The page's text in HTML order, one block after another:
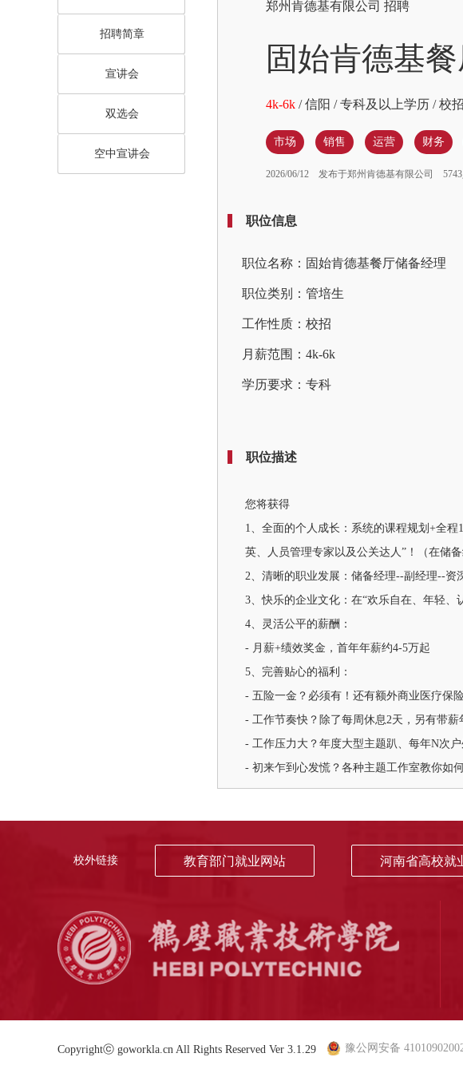
招聘简章
宣讲会
双选会
空中宣讲会
郑州肯德基有限公司 招聘
固始肯德基
4k-6k /信阳 /专科及以上学历 /校招
市场 销售 运营 财务
2026/06/12 发布于郑州肯德基有限公司
职位信息
职位名称：固始肯德基餐厅储备经理
职位类别：管培生
工作性质：校招
月薪范围：4k-6k
学历要求：专科
职位描述
您将获得
1、全面的个人成长：系统的课程规划+全
英、人员管理专家以及公关达人”！（在储
2、清晰的职业发展：储备经理--副经理--资
3、快乐的企业文化：在“欢乐自在、年轻、
4、灵活公平的薪酬：
- 月薪+绩效奖金，首年年薪约4-5万起
5、完善贴心的福利：
- 五险一金？必须有！还有额外商业医疗保
- 工作节奏快？除了每周休息2天，另有带
- 工作压力大？年度大型主题趴、每年N次
- 初来乍到心发慌？各种主题工作室教你如
校外链接 教育部门就业网站 河南省高校就
Copyrightⓒ goworkla.cn All Rights Reserved Ver 3.1.29 豫公网安备